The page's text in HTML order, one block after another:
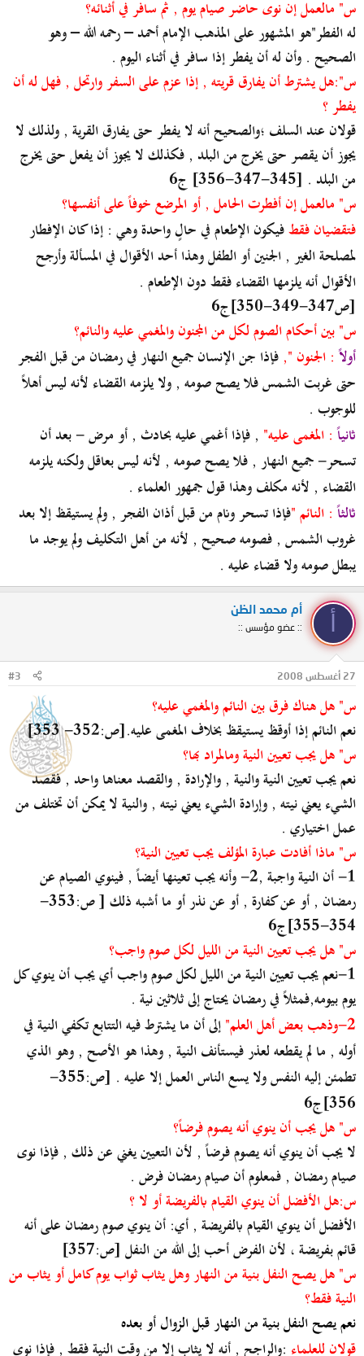
س" مالعمل إن نوى حاضر صيام يوم , ثم سافر في أثنائه؟
له الفطر"هو المشهور على المذهب الإمام أحمد – رحمه الله – وهو
الصحيح . وأن له أن يفطر إذا سافر في أثناء اليوم .
س":هل يشترط أن يفارق قريته , إذا عزم على السفر وارتحل , فهل له أن
يفطر ؟
قولان عند السلف ؛والصحيح أنه لا يفطر حتى يفارق القرية , ولذلك لا
يجوز أن يقصر حتى يخرج من البلد , فكذلك لا يجوز أن يفعل حتى يخرج
من البلد . [345-347-356] ج6
س" مالعمل إن أفطرت الحامل , أو المرضع خوفاً على أنفسها؟
فتقضيان فقطفيكون الإطعام في حالٍ واحدة وهي : إذا كان الإفطار
لمصلحة الغير , الجنين أو الطفل وهذا أحد الأقوال في المسألة وأرجح
الأقوال أنه يلزمها القضاء فقط دون الإطعام .
[ص347-349-350]ج6
س" بين أحكام الصوم لكل من المجنون والمغمي عليه والنائم؟
أولاً: الجنون ", فإذا جن الإنسان جميع النهار في رمضان من قبل الفجر
حتى غربت الشمس فلا يصح صومه , ولا يلزمه القضاء لأنه ليس أهلاً
للوجوب .
ثانياً: المغمى عليه" , فإذا أغمي عليه بحادث , أو مرض - بعد أن
تسحر- جميع النهار , فلا يصح صومه , لأنه ليس بعاقل ولكنه يلزمه
القضاء , لأنه مكلف وهذا قول جمهور العلماء .
ثالثاً: النائم "فإذا تسحر ونام من قبل أذان الفجر , ولم يستيقظ إلا بعد
غروب الشمس , فصومه صحيح , لأنه من أهل التكليف ولم يوجد ما
يبطل صومه ولا قضاء عليه .
أم محمد الظن
:: عضو مؤسس ::
27 أغسطس 2008 #3
س" هل هناك فرق بين النائم والمغمي عليه؟
نعم النائم إذا أوقظ يستيقظ بخلاف المغمى عليه.[ص:352- 353]
س" هل يجب تعيين النية ومالمراد بها؟
نعم يجب تعيين النية والنية , والإرادة , والقصد معناها واحد , فقصد
الشيء يعني نيته , وإرادة الشيء يعني نيته , والنية لا يمكن أن تختلف من
عمل اختياري .
س" ماذا أفادت عبارة المؤلف يجب تعيين النية؟
1- أن النية واجبة ,2- وأنه يجب تعينها أيضاً , فينوي الصيام عن
رمضان , أو عن كفارة , أو عن نذر أو ما أشبه ذلك [ ص:353-
354-355]ج6
س" هل يجب تعيين النية من الليل لكل صوم واجب؟
1-نعم يجب تعيين النية من الليل لكل صوم واجب أي يجب أن ينوي كل
يوم بيومه,فمثلاً في رمضان يحتاج إلى ثلاثين نية .
2-وذهب بعض أهل العلم"
إلى أن ما يشترط فيه التتابع تكفي النية في
أوله , ما لم يقطعه لعذر فيستأنف النية , وهذا هو الأصح , وهو الذي
تطمئن إليه النفس ولا يسع الناس العمل إلا عليه . [ص:355-
356]ج6
س" هل يجب أن ينوي أنه يصوم فرضاً؟
لا يجب أن ينوي أنه يصوم فرضاً , لأن التعيين يغني عن ذلك , فإذا نوى
صيام رمضان , فمعلوم أن صيام رمضان فرض .
س:هل الأفضل أن ينوي القيام بالفريضة أو لا ؟
الأفضل أن ينوي القيام بالفريضة , أي: أن ينوي صوم رمضان على أنه
قائم بفريضة ، لأن الفرض أحب إلى الله من النفل [ص:357]
س" هل يصح النفل بنية من النهار وهل يثاب ثواب يوم كامل أو يثاب من
النية فقط؟
نعم يصح النفل بنية من النهار قبل الزوال أو بعده
قولان للعلماء :والراجح , أنه لا يثاب إلا من وقت النية فقط , فإذا نوى